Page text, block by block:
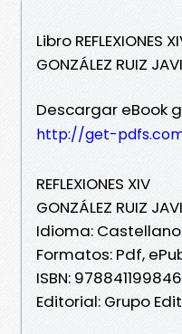
Libro
GONZÁLEZ RUIZ
Descargar eBook
http://get-
REFLEXIONES XIV
GONZÁLEZ RUIZ
Idioma: Castellano
Formatos: Pdf,
ISBN:
Editorial: Grupo